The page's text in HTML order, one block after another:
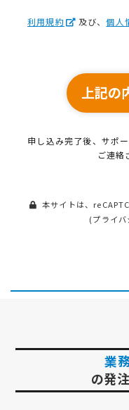
利用規約 及び、個人
上記の
申し込み完了後、サポ
ご連絡
本サイトは、
(プライバ
業
の発